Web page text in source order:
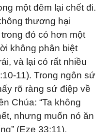
một đêm lại chết đi.
thương hại
đó có hơn một
không phân biệt
và lại có rất nhiều
11). Trong ngôn sứ
rõ ràng sứ điệp về
Chúa: “Ta không
nhưng muốn nó ăn
(Eze 33:11).